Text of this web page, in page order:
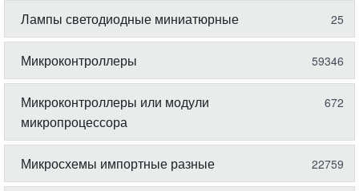
Лампы светодиодные миниатюрные 25
Микроконтроллеры 59346
Микроконтроллеры или модули
микропроцессора
672
Микросхемы импортные разные 22759